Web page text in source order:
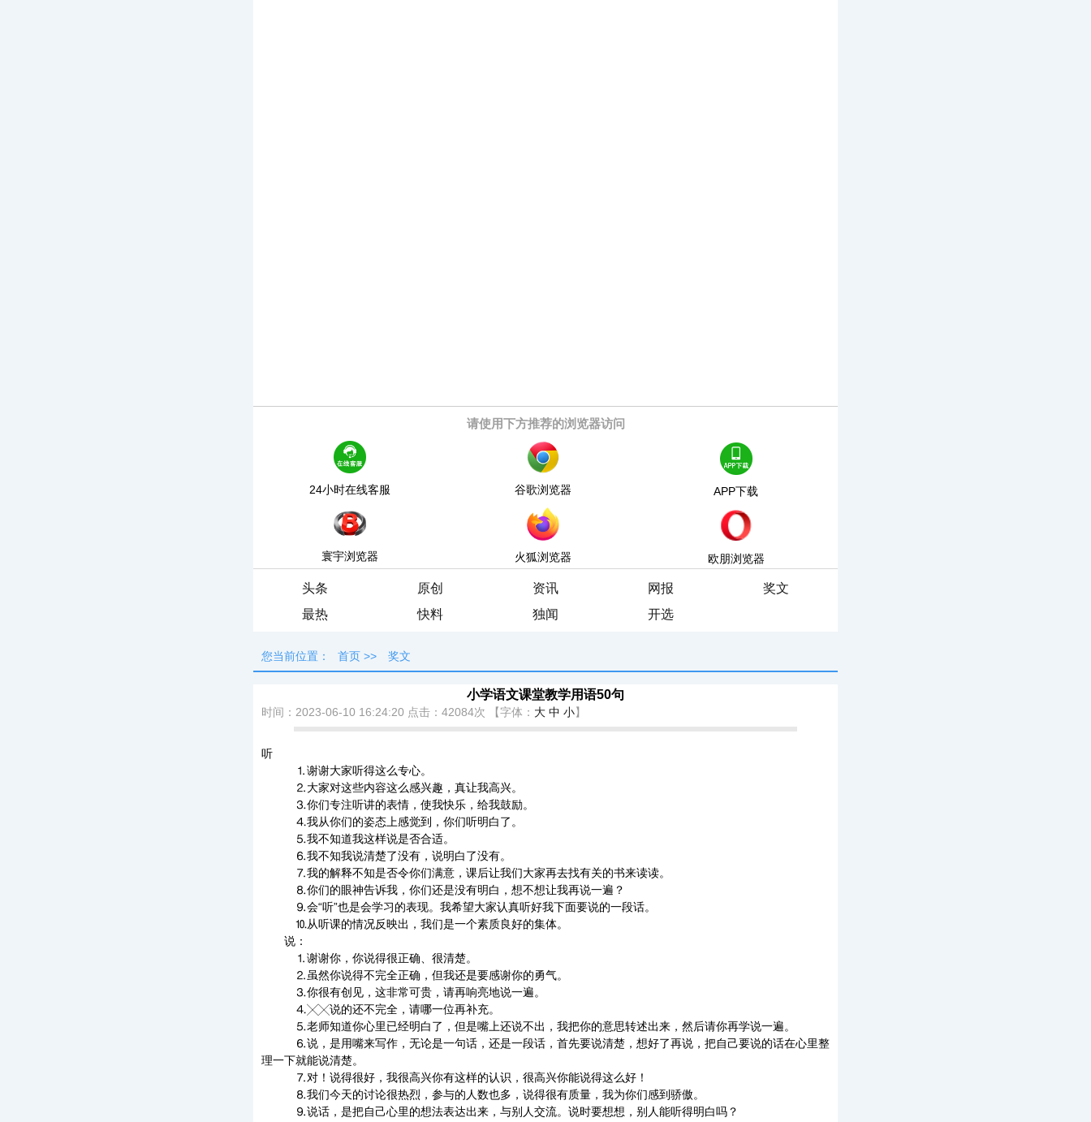
请使用下方推荐的浏览器访问
24小时在线客服 谷歌浏览器 APP下载
寰宇浏览器 火狐浏览器 欧朋浏览器
头条 原创 资讯 网报
奖文
最热
快料 独闻 开选
您当前位置： 首页 >> 奖文
小学语文课堂教学用语50句
时间：2023-06-10 16:24:20 点击： 42084次 【字体： 大 中 小】
听
⒈谢谢大家听得这么专心。
⒉大家对这些内容这么感兴趣，真让我高兴。
⒊你们专注听讲的表情，使我快乐，给我鼓励。
⒋我从你们的姿态上感觉到，你们听明白了。
⒌我不知道我这样说是否合适。
⒍我不知我说清楚了没有，说明白了没有。
⒎我的解释不知是否令你们满意，课后让我们大家再去找有关的书来读读。
⒏你们的眼神告诉我，你们还是没有明白，想不想让我再说一遍？
⒐会“听”也是会学习的表现。我希望大家认真听好我下面要说的一段话。
⒑从听课的情况反映出，我们是一个素质良好的集体。
说：
⒈谢谢你，你说得很正确、很清楚。
⒉虽然你说得不完全正确，但我还是要感谢你的勇气。
⒊你很有创见，这非常可贵，请再响亮地说一遍。
⒋╳╳说的还不完全，请哪一位再补充。
⒌老师知道你心里已经明白了，但是嘴上还说不出，我把你的意思转述出来，然后请你再学说一遍。
⒍说，是用嘴来写作，无论是一句话，还是一段话，首先要说清楚，想好了再说，把自己要说的话在心里整
理一下就能说清楚。
⒎对！说得很好，我很高兴你有这样的认识，很高兴你能说得这么好！
⒏我们今天的讨论很热烈，参与的人数也多，说得很有质量，我为你们感到骄傲。
⒐说话，是把自己心里的想法表达出来，与别人交流。说时要想想，别人能听得明白吗？